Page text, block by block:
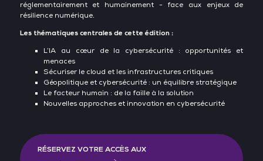
réglementairement et humainement - face aux enjeux de
résilience numérique.
Les thématiques centrales de cette édition :
L’IA au cœur de la cybersécurité : opportunités et
menaces
Sécuriser le cloud et les infrastructures critiques
Géopolitique et cybersécurité : un équilibre stratégique
Le facteur humain : de la faille à la solution
Nouvelles approches et innovation en cybersécurité
RÉSERVEZ VOTRE ACCÈS AUX